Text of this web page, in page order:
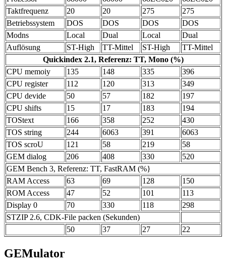
Taktfrequenz
20 20 275
275
Betriebssystem
DOS DOS DOS
DOS
Modns
Local Dual Local
Dual
Auflösung
ST-High TT-Mittel ST-High
TT-Mittel
Quickindex 2.1, Referenz: TT, Mono (%)
CPU memoiy
135 148 335
396
CPU register
112 120 313
349
CPU devide
50 57 182
197
CPU shifts
15 17 183
194
TOStext
166 358 252
430
TOS string
244 6063 391
6063
TOS scroU
121 58 219
58
GEM dialog
206 408 330
520
GEM Bench 3, Referenz: TT, FastRAM (%}
RAM Access
63 69 128
150
ROM Access
47 52 101
113
Display 0
70 330 118
298
STZIP 2.6, CDK-File packen (Sekunden)
50
37 27 22
GEMulator